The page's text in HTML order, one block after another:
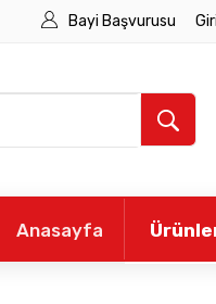
Bayi Başvurusu
Anasayfa